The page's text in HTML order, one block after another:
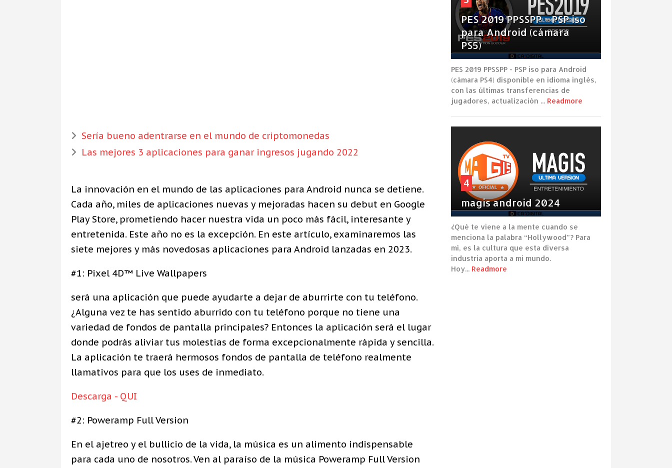
Sería bueno adentrarse en el mundo de criptomonedas
Las mejores 3 aplicaciones para ganar ingresos jugando 2022
La innovación en el mundo de las aplicaciones para Android nunca se detiene.
Cada año, miles de aplicaciones nuevas y mejoradas hacen su debut en Google
Play Store, prometiendo hacer nuestra vida un poco más fácil, interesante y
entretenida. Este año no es la excepción. En este artículo, examinaremos las
siete mejores y más novedosas aplicaciones para Android lanzadas en 2023.
#1: Pixel 4D™ Live Wallpapers
será una aplicación que puede ayudarte a dejar de aburrirte con tu teléfono.
¿Alguna vez te has sentido aburrido con tu teléfono porque no tiene una
variedad de fondos de pantalla principales? Entonces la aplicación será el lugar
donde podrás aliviar tus molestias de forma excepcionalmente rápida y sencilla.
La aplicación te traerá hermosos fondos de pantalla de teléfono realmente
llamativos para que los uses de inmediato.
Descarga - QUI
#2: Poweramp Full Version
En el ajetreo y el bullicio de la vida, la música es un alimento indispensable
para cada uno de nosotros. Ven al paraíso de la música Poweramp Full Version
PES 2019 PPSSPP - PSP iso
para Android (cámara
PS5)
PES 2019 PPSSPP - PSP iso para Android
(cámara PS4) disponible en idioma inglés,
con las últimas transferencias de
jugadores, actualización ... Readmore
4
magis android 2024
¿Qué te viene a la mente cuando se
menciona la palabra “Hollywood”? Para
mí, es la cultura que esta diversa
industria aporta a mi mundo.
Hoy... Readmore